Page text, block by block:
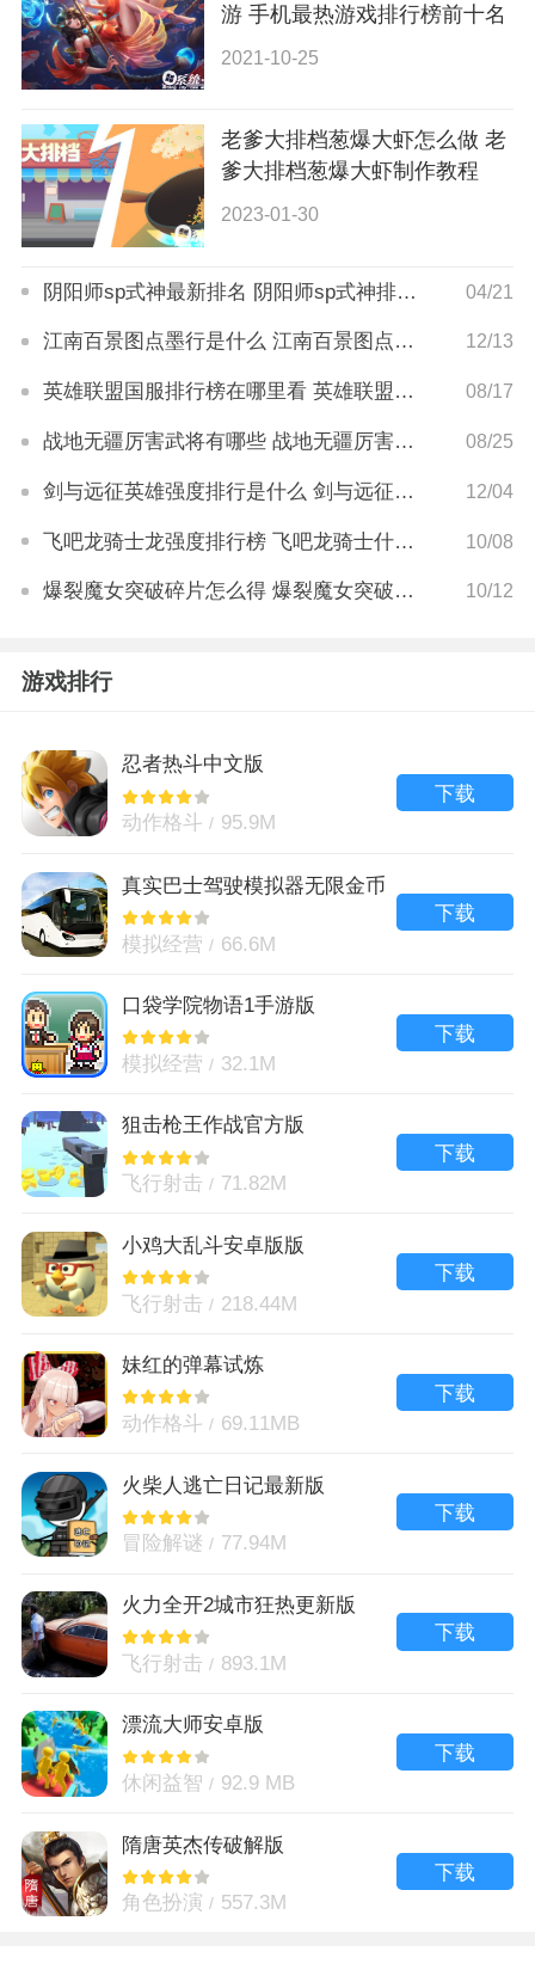
游 手机最热游戏排行榜前十名
2021-10-25
老爹大排档葱爆大虾怎么做 老
爹大排档葱爆大虾制作教程
2023-01-30
阴阳师sp式神最新排名 阴阳师sp式神排行榜 04/21
江南百景图点墨行是什么 江南百景图点墨行作用是什么 12/13
英雄联盟国服排行榜在哪里看 英雄联盟如何查看国服排行 08/17
战地无疆厉害武将有哪些 战地无疆厉害武将排名 08/25
剑与远征英雄强度排行是什么 剑与远征英雄强度排行最新 12/04
飞吧龙骑士龙强度排行榜 飞吧龙骑士什么龙最强 10/08
爆裂魔女突破碎片怎么得 爆裂魔女突破碎片怎么用 10/12
游戏排行
忍者热斗中文版
动作格斗 95.9M
下载
真实巴士驾驶模拟器无限金币
版
模拟经营
66.6M
下载
口袋学院物语1手游版
模拟经营 32.1M
下载
狙击枪王作战官方版
飞行射击 71.82M
下载
小鸡大乱斗安卓版版
飞行射击 218.44M
下载
妹红的弹幕试炼
动作格斗 69.11MB
下载
火柴人逃亡日记最新版
冒险解谜 77.94M
下载
火力全开2城市狂热更新版
飞行射击 893.1M
下载
漂流大师安卓版
休闲益智 92.9 MB
下载
隋唐英杰传破解版
角色扮演 557.3M
下载